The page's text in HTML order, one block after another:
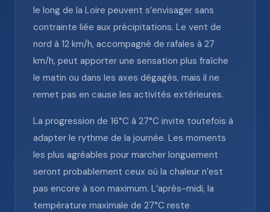
le long de la Loire peuvent s’envisager sans
contrainte liée aux précipitations. Le vent de
nord à 12 km/h, accompagné de rafales à 27
km/h, peut apporter une sensation plus fraîche
le matin ou dans les axes dégagés, mais il ne
remet pas en cause les activités extérieures.
La progression de 16°C à 27°C invite toutefois à
adapter le rythme de la journée. Les moments
les plus agréables pour marcher longuement
seront probablement ceux où la chaleur n’est
pas encore à son maximum. L’après-midi, la
température maximale de 27°C reste